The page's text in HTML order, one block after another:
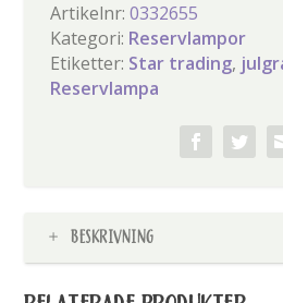
Artikelnr:0332655
Kategori: Reservlampor
Etiketter: Star trading,
Reservlampa
BESKRIVNING